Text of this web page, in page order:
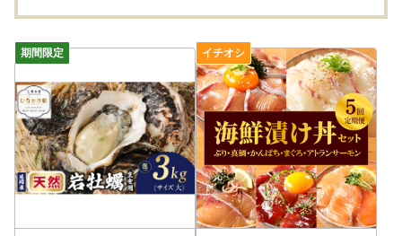
安全に管理し、第三者に譲渡・提供することはございませ
ん。
寄附者様からいただいた個人情報は、商品の発送とご連絡、
いただいたふるさと納税の使い道に関する報告、延岡市に関
するイベントや観光情報の提供、ふるさと納税に関する情報
提供に使用させていただきます。
また、上記の手段としては、電子メールの配信やパンフレッ
ト等の郵送をさせていただく場合がございます。
御不明な点や、配信・郵送の停止等のご希望がございました
ら、延岡市産業政策課 (0982-20-7175、kankou2@city.no
beoka.miyazaki.jp)までご連絡ください。
延岡市 送料無料 N019-
YYG0191